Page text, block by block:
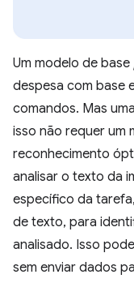
Um modelo de base
despesa com base
comandos. Mas
isso não requer um
reconhecimento
analisar o texto da
específico da
de texto, para
analisado. Isso
sem enviar dados